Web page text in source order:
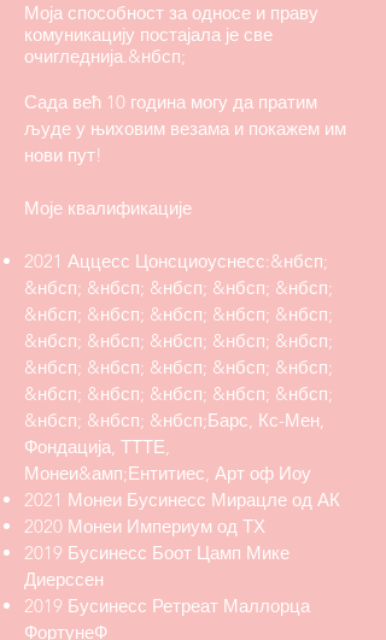
Моја способност за односе и праву
комуникацију постајала је све
очигледнија.&нбсп;
Сада већ 10 година могу да пратим
људе у њиховим везама и покажем им
нови пут!
Моје квалификације
2021 Аццесс Цонсциоуснесс:&нбсп;
&нбсп; &нбсп; &нбсп; &нбсп; &нбсп;
&нбсп; &нбсп; &нбсп; &нбсп; &нбсп;
&нбсп; &нбсп; &нбсп; &нбсп; &нбсп;
&нбсп; &нбсп; &нбсп; &нбсп; &нбсп;
&нбсп; &нбсп; &нбсп; &нбсп; &нбсп;
&нбсп; &нбсп; &нбсп;Барс, Кс-Мен,
Фондација, ТТТЕ,
Монеи&амп;Ентитиес, Арт оф Иоу
2021 Монеи Бусинесс Мирацле од АК
2020 Монеи Империум од ТХ
2019 Бусинесс Боот Цамп Мике
Диерссен
2019 Бусинесс Ретреат Маллорца
ФортунеФ